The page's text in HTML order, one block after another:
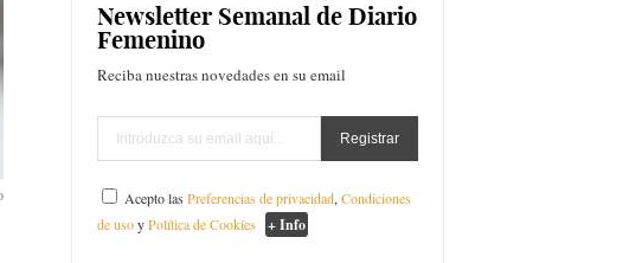
Newsletter Semanal de Diario
Femenino
Reciba nuestras novedades en su email
Acepto lasPreferencias de privacidad,Condiciones
de usoyPolítica de Cookies + Info